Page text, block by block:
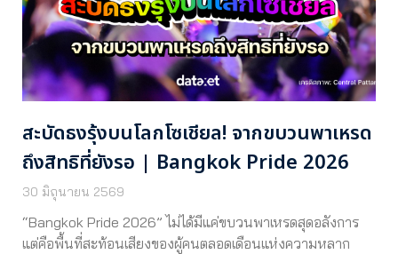
สะบัดธงรุ้งบนโลกโซเชียล! จากขบวนพาเหรด
ถึงสิทธิที่ยังรอ | Bangkok Pride 2026
30 มิถุนายน 2569
“Bangkok Pride 2026” ไม่ได้มีแค่ขบวนพาเหรดสุดอลังการ
แต่คือพื้นที่สะท้อนเสียงของผู้คนตลอดเดือนแห่งความหลาก